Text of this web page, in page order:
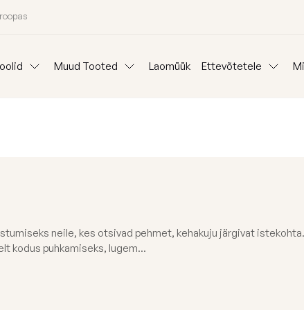
Muud Tooted
Täitegraanulid
Laomüük Ettevõtetele
järgi Osta
neile, kes otsivad pehmet, kehakuju järgivat
kodus puhkamiseks, lugem...